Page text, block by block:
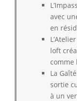
avec
en
loft
comme
La
sortie
à un